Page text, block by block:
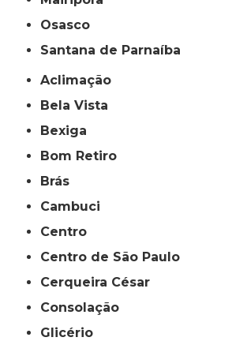
Osasco
Santana de Parnaíba
Aclimação
Bela Vista
Bexiga
Bom Retiro
Brás
Cambuci
Centro
Centro de São Paulo
Cerqueira César
Consolação
Glicério